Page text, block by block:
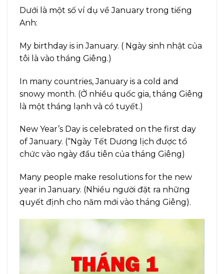
Dưới là một số ví dụ về January trong tiếng
Anh:
My birthday is in January. ( Ngày sinh nhật của
tôi là vào tháng Giêng.)
In many countries, January is a cold and
snowy month. (Ở nhiều quốc gia, tháng Giêng
là một tháng lạnh và có tuyết.)
New Year’s Day is celebrated on the first day
of January. (“Ngày Tết Dương lịch được tổ
chức vào ngày đầu tiên của tháng Giêng)
Many people make resolutions for the new
year in January. (Nhiều người đặt ra những
quyết định cho năm mới vào tháng Giêng).